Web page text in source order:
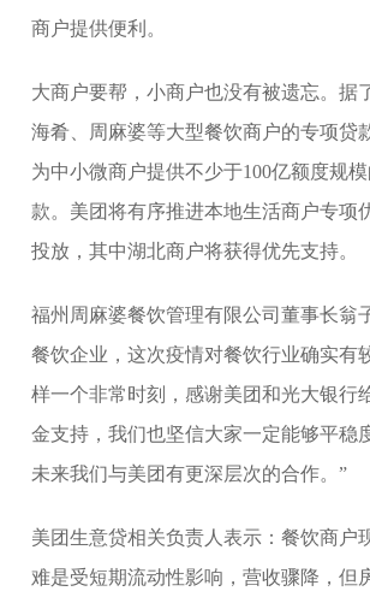
商户提供便利。
大商户要帮，小商户也没有被遗忘。据
海肴、周麻婆等大型餐饮商户的专项贷
为中小微商户提供不少于100亿额度规
款。美团将有序推进本地生活商户专项
投放，其中湖北商户将获得优先支持。
福州周麻婆餐饮管理有限公司董事长翁
餐饮企业，这次疫情对餐饮行业确实有
样一个非常时刻，感谢美团和光大银行
金支持，我们也坚信大家一定能够平稳
未来我们与美团有更深层次的合作。”
美团生意贷相关负责人表示：餐饮商户
难是受短期流动性影响，营收骤降，但